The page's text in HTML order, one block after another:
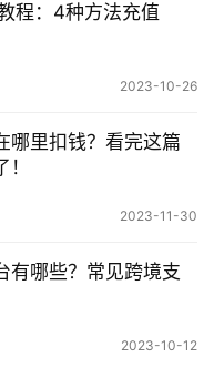
专业性很强的工作，
，以保证优化效果。
的过程，需要不断地
果。
中的重要环节，做
流量。希望本文能够
程：4种方法充值
2023-10-26
哪里扣钱？看完这篇
2023-11-30
有哪些？常见跨境支
2023-10-12